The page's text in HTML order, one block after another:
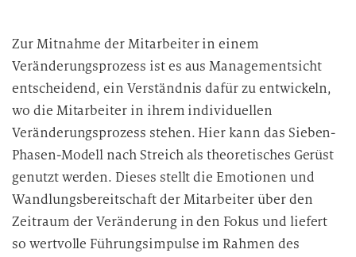
Zur Mitnahme der Mitarbeiter in einem
Veränderungsprozess ist es aus Managementsicht
entscheidend, ein Verständnis dafür zu entwickeln,
wo die Mitarbeiter in ihrem individuellen
Veränderungsprozess stehen. Hier kann das Sieben-
Phasen-Modell nach Streich als theoretisches Gerüst
genutzt werden. Dieses stellt die Emotionen und
Wandlungsbereitschaft der Mitarbeiter über den
Zeitraum der Veränderung in den Fokus und liefert
so wertvolle Führungsimpulse im Rahmen des